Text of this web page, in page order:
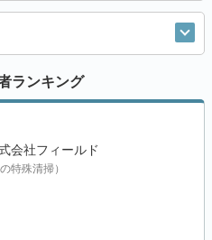
ランキング
会社フィールド
特殊清掃）